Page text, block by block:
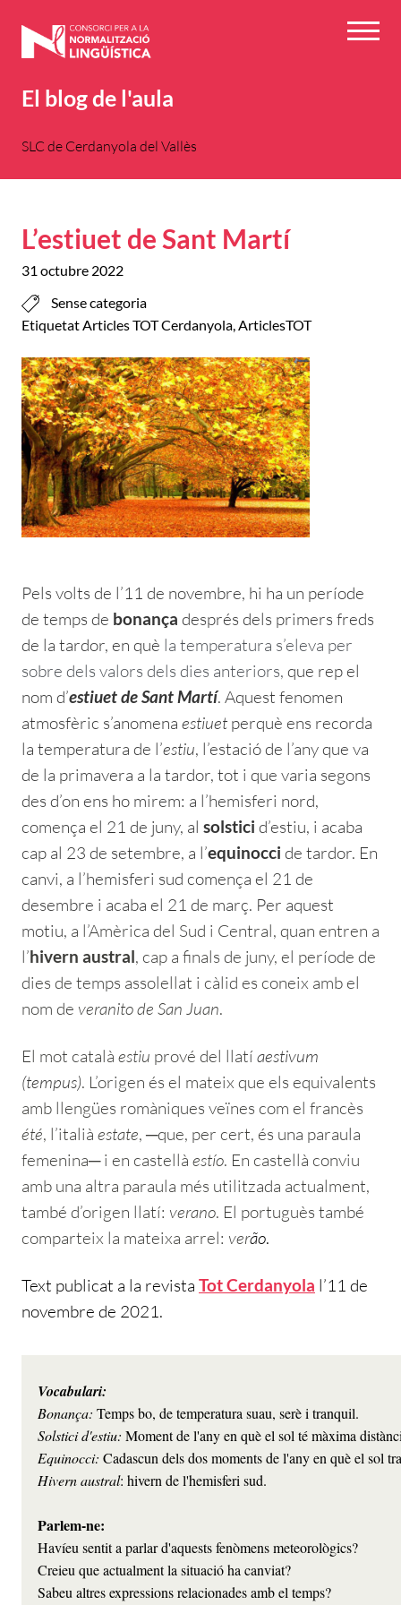
El blog de l'aula
SLC de Cerdanyola del Vallès
L’estiuet de Sant Martí
31 octubre 2022
Sense categoria
EtiquetatArticles TOT Cerdanyola,ArticlesTOT
Pels volts de l’11 de novembre, hi ha un període
de temps de bonança després dels primers freds
de la tardor, en què la temperatura s’eleva per
sobre dels valors dels dies anteriors, que rep el
nom d’estiuet de Sant Martí. Aquest fenomen
atmosfèric s’anomena estiuetperquè ens recorda
la temperatura de l’estiu, l’estació de l’any que va
de la primavera a la tardor, tot i que varia segons
des d’on ens ho mirem: a l’hemisferi nord,
comença el 21 de juny, al solstici d’estiu, i acaba
cap al 23 de setembre, a l’equinocci de tardor. En
canvi, a l’hemisferi sud comença el 21 de
desembre i acaba el 21 de març. Per aquest
motiu, a l’Amèrica del Sud i Central, quan entren a
l’hivern austral, cap a finals de juny, el període de
dies de temps assolellat i càlid es coneix amb el
nom de veranito de San Juan.
El mot català estiu prové del llatí aestivum
(tempus). L’origen és el mateix que els equivalents
amb llengües romàniques veïnes com el francès
été, l’italià estate, ─que, per cert, és una paraula
femenina─ i en castellà estío. En castellà conviu
amb una altra paraula més utilitzada actualment,
també d’origen llatí: verano. El portuguès també
comparteix la mateixa arrel: verão.
Text publicat a la revista Tot Cerdanyola l’11 de
novembre de 2021.
Bonança: Temps bo, de temperatura suau, serè i tranquil.
Solstici d'estiu: Moment de l'any en què el sol té màxima
Equinocci:
Hivern austral: hivern de l'hemisferi sud.
Parlem-ne:
Havíeu sentit a parlar d'aquests fenòmens meteorològics?
Sabeu altres expressions relacionades amb el temps?